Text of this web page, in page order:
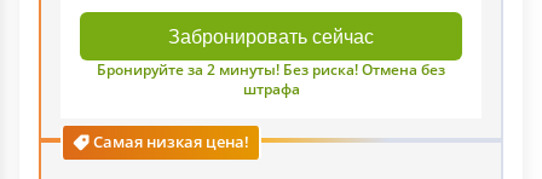
Забронировать сейчас
Бронируйте за 2 минуты! Без риска! Отмена без
штрафа
Самая низкая цена!